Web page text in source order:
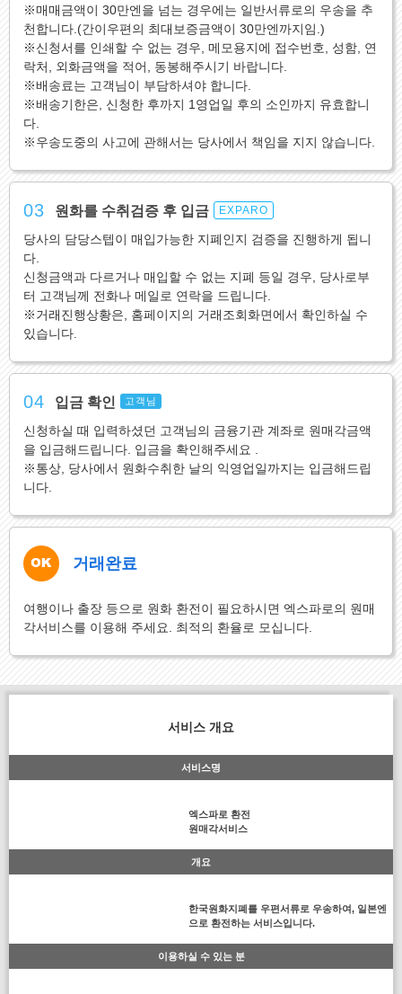
※매매금액이 30만엔을 넘는 경우에는 일반서류로의 우송을 추
천합니다.(간이우편의 최대보증금액이 30만엔까지임.)
※신청서를 인쇄할 수 없는 경우, 메모용지에 접수번호, 성함, 연
락처, 외화금액을 적어, 동봉해주시기 바랍니다.
※배송료는 고객님이 부담하셔야 합니다.
※배송기한은, 신청한 후까지 1영업일 후의 소인까지 유효합니
다.
※우송도중의 사고에 관해서는 당사에서 책임을 지지 않습니다.
03 원화를 수취검증 후 입금 EXPARO
당사의 담당스텝이 매입가능한 지폐인지 검증을 진행하게 됩니
다.
신청금액과 다르거나 매입할 수 없는 지폐 등일 경우, 당사로부
터 고객님께 전화나 메일로 연락을 드립니다.
※거래진행상황은, 홈페이지의 거래조회화면에서 확인하실 수
있습니다.
04 입금 확인 고객님
신청하실 때 입력하셨던 고객님의 금융기관 계좌로 원매각금액
을 입금해드립니다. 입금을 확인해주세요 .
※통상, 당사에서 원화수취한 날의 익영업일까지는 입금해드립
니다.
거래완료
여행이나 출장 등으로 원화 환전이 필요하시면 엑스파로의 원매
각서비스를 이용해 주세요. 최적의 환율로 모십니다.
서비스 개요
서비스명
엑스파로 환전
원매각서비스
개요
한국원화지폐를 우편서류로 우송하여, 일본엔
으로 환전하는 서비스입니다.
이용하실 수 있는 분